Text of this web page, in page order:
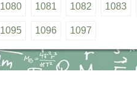
1080 1081 1082 1083
1095 1096 1097